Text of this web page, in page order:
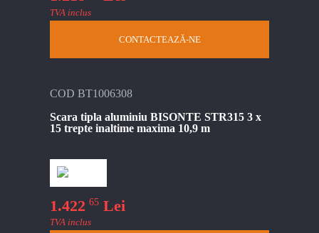
TVA inclus
CONTACTEAZĂ-NE
COD BT1006308
Scara tipla aluminiu BISONTE STR315 3 x
15 trepte inaltime maxima 10,9 m
1.422 65 Lei
TVA inclus